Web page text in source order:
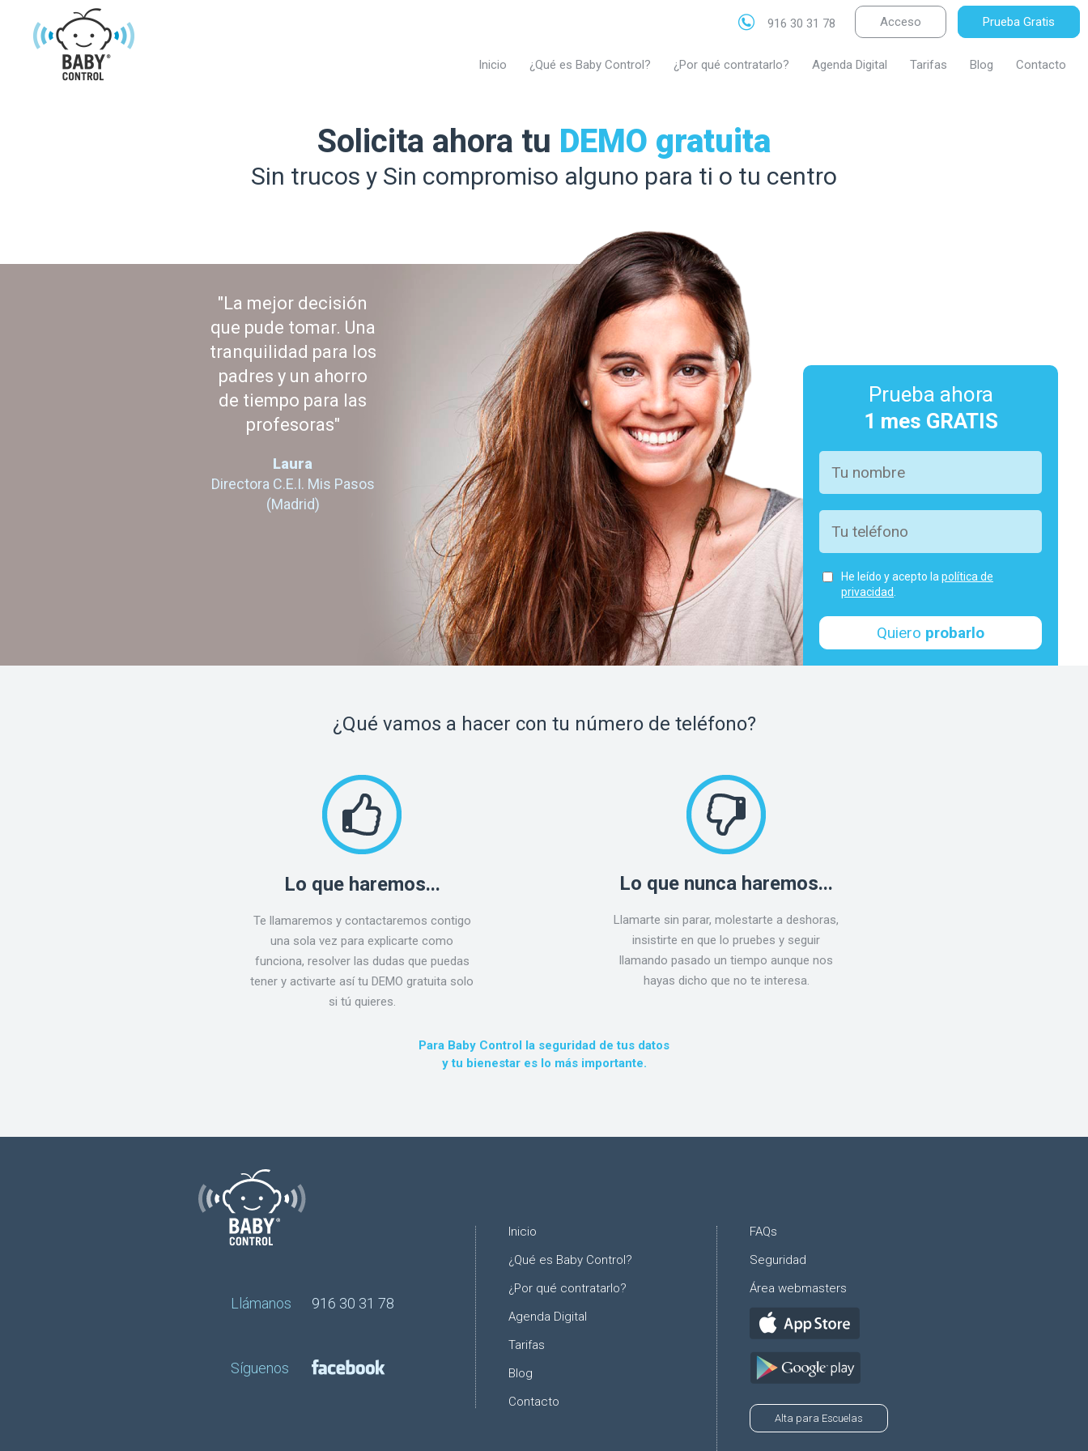
916 30 31 78
Inicio ¿Qué es Baby Control? ¿Por qué contratarlo? Agenda Digital Tarifas Blog Contacto
Acceso Prueba Gratis
Solicita ahora tu DEMO gratuita
Sin trucos y Sin compromiso alguno para ti o tu centro
"La mejor decisión
que pude tomar. Una
tranquilidad para los
padres y un ahorro
de tiempo para las
profesoras"
Laura
Directora C.E.I. Mis Pasos
(Madrid)
Prueba ahora
1 mes GRATIS
He leído y acepto la política de
privacidad
Quiero probarlo
¿Qué vamos a hacer con tu número de teléfono?
Lo que haremos...
Te llamaremos y contactaremos contigo
una sola vez para explicarte como
funciona, resolver las dudas que puedas
tener y activarte así tu DEMO gratuita solo
si tú quieres.
Lo que nunca haremos...
Llamarte sin parar, molestarte a deshoras,
insistirte en que lo pruebes y seguir
llamando pasado un tiempo aunque nos
hayas dicho que no te interesa.
Para Baby Control la seguridad de tus datos
y tu bienestar es lo más importante.
Llámanos 916 30 31 78
Síguenos
Inicio
¿Qué es Baby Control?
¿Por qué contratarlo?
Agenda Digital
Tarifas
Blog
Contacto
FAQs
Seguridad
Área webmasters
Alta para Escuelas